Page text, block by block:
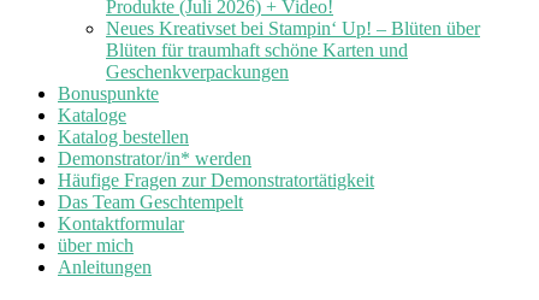
Produkte (Juli 2026) + Video!
Neues Kreativset bei Stampin‘ Up! – Blüten über
Blüten für traumhaft schöne Karten und
Geschenkverpackungen
Bonuspunkte
Kataloge
Katalog bestellen
Demonstrator/in* werden
Häufige Fragen zur Demonstratortätigkeit
Das Team Geschtempelt
Kontaktformular
über mich
Anleitungen